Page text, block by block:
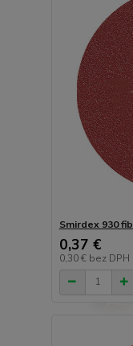
Smirdex 930
0,37 €
0,30 € bez DPH